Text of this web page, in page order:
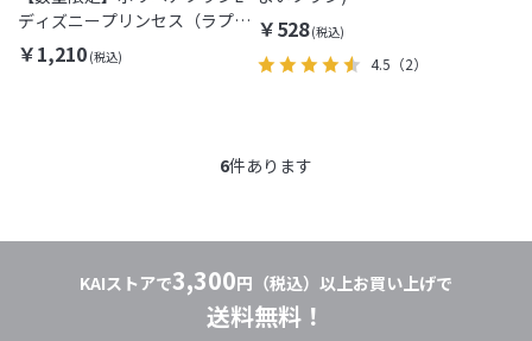
ディズニープリンセス（ラプン
ツェル）
￥1,210
￥528
4.5 （2）
6件あります
KAIストアで3,300円（税込）以上お買い上げで
送料無料！